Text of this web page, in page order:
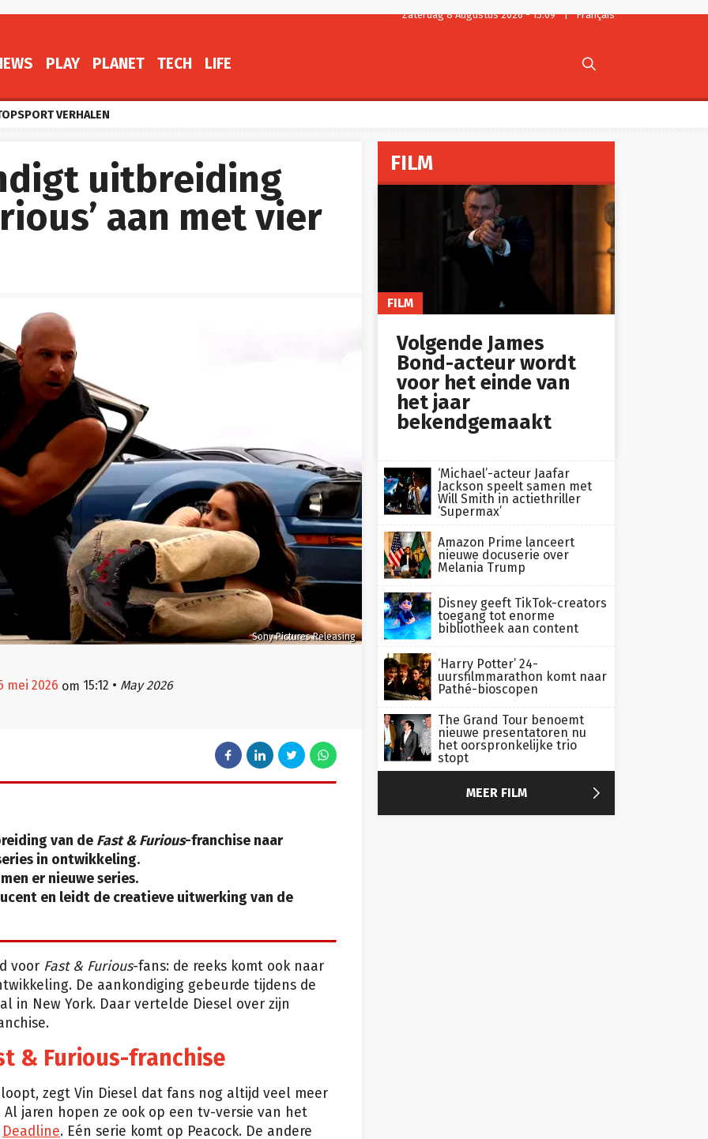
Zaterdag 8 Augustus 2026 - 15:09 | Français
PLAY PLANET TECH LIFE 
VERHALEN
uitbreiding
aan met vier
Sony Pictures Releasing
mei 2026 om 15:12 • May 2026
van de Fast & Furious-franchise naar
in ontwikkeling.
er nieuwe series.
en leidt de creatieve uitwerking van de
voor Fast & Furious-fans: de reeks komt ook naar
De aankondiging gebeurde tijdens de
in New York. Daar vertelde Diesel over zijn
& Furious-franchise
zegt Vin Diesel dat fans nog altijd veel meer
jaren hopen ze ook op een tv-versie van het
Deadline. Eén serie komt op Peacock. De andere
FILM
FILM
Volgende James
Bond-acteur wordt
voor het einde van
het jaar
bekendgemaakt
‘Michael’-acteur Jaafar
Jackson speelt samen met
Will Smith in actiethriller
‘Supermax’
Amazon Prime lanceert
nieuwe docuserie over
Melania Trump
Disney geeft TikTok-creators
toegang tot enorme
bibliotheek aan content
‘Harry Potter’ 24-
uursfilmmarathon komt naar
Pathé-bioscopen
The Grand Tour benoemt
nieuwe presentatoren nu
het oorspronkelijke trio
stopt
MEER FILM 